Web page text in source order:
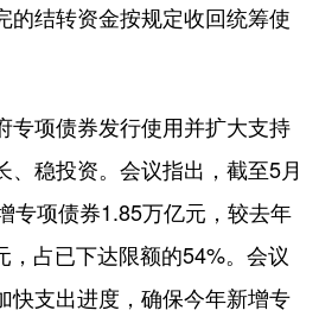
湖北 湖南
云南 西藏
青海 宁夏
黑龙江
的结转资金按规定收回统筹使
项债券发行使用并扩大支持
、稳投资。会议指出，截至5月
专项债券1.85万亿元，较去年
，占已下达限额的54%。会议
快支出进度，确保今年新增专